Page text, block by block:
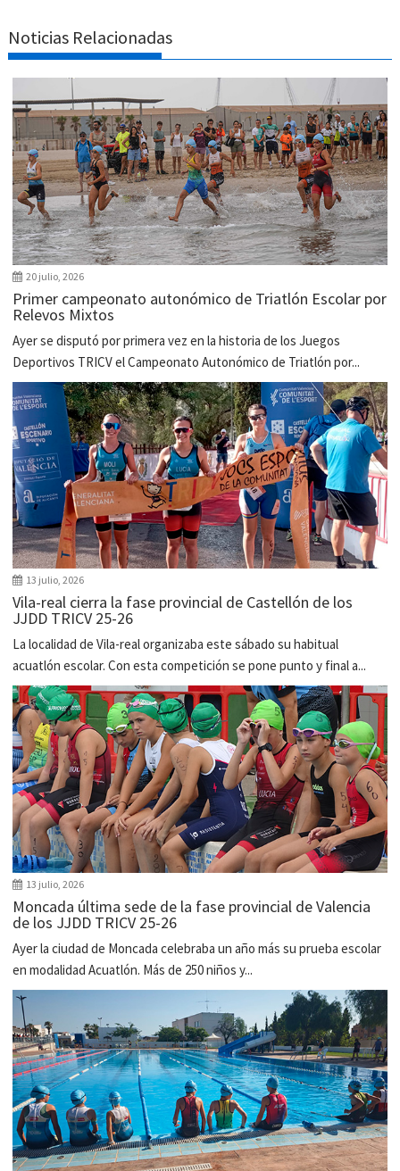
Noticias Relacionadas
20 julio, 2026
Primer campeonato autonómico de Triatlón Escolar por
Relevos Mixtos
Ayer se disputó por primera vez en la historia de los Juegos
Deportivos TRICV el Campeonato Autonómico de Triatlón por...
13 julio, 2026
Vila-real cierra la fase provincial de Castellón de los
JJDD TRICV 25-26
La localidad de Vila-real organizaba este sábado su habitual
acuatlón escolar. Con esta competición se pone punto y final a...
13 julio, 2026
Moncada última sede de la fase provincial de Valencia
de los JJDD TRICV 25-26
Ayer la ciudad de Moncada celebraba un año más su prueba escolar
en modalidad Acuatlón. Más de 250 niños y...